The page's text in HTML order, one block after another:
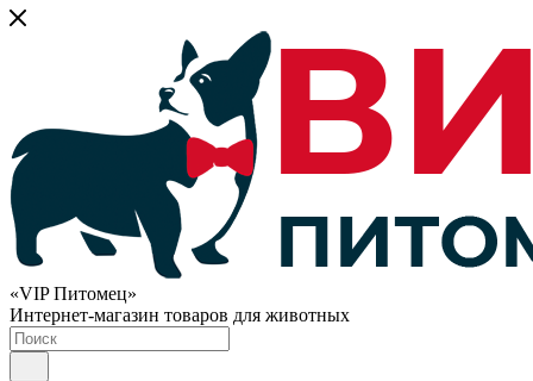
«VIP Питомец»
Интернет-магазин товаров для животных